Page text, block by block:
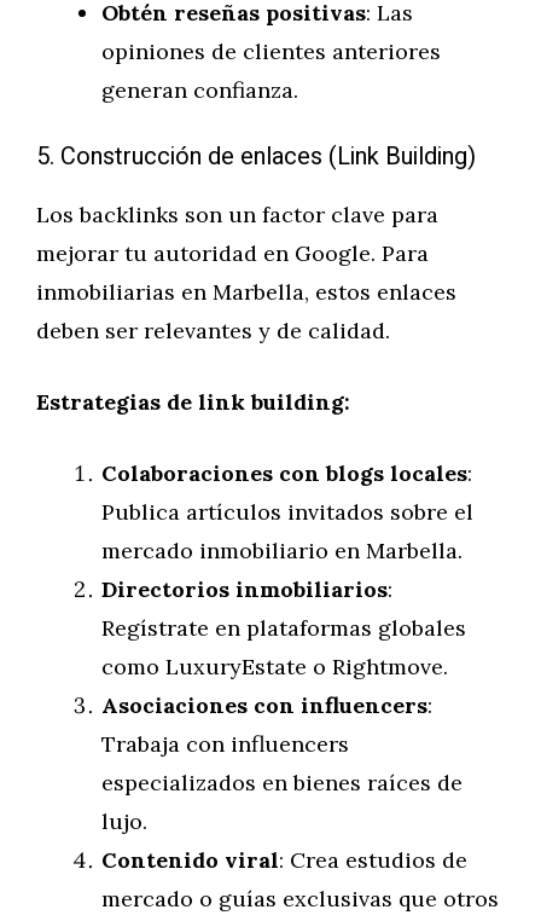
Obtén reseñas positivas: Las
opiniones de clientes anteriores
generan confianza.
5. Construcción de enlaces (Link Building)
Los backlinks son un factor clave para
mejorar tu autoridad en Google. Para
inmobiliarias en Marbella, estos enlaces
deben ser relevantes y de calidad.
Estrategias de link building:
Colaboraciones con blogs locales:
Publica artículos invitados sobre el
mercado inmobiliario en Marbella.
Directorios inmobiliarios:
Regístrate en plataformas globales
como LuxuryEstate o Rightmove.
Asociaciones con influencers:
Trabaja con influencers
especializados en bienes raíces de
lujo.
Contenido viral: Crea estudios de
mercado o guías exclusivas que otros